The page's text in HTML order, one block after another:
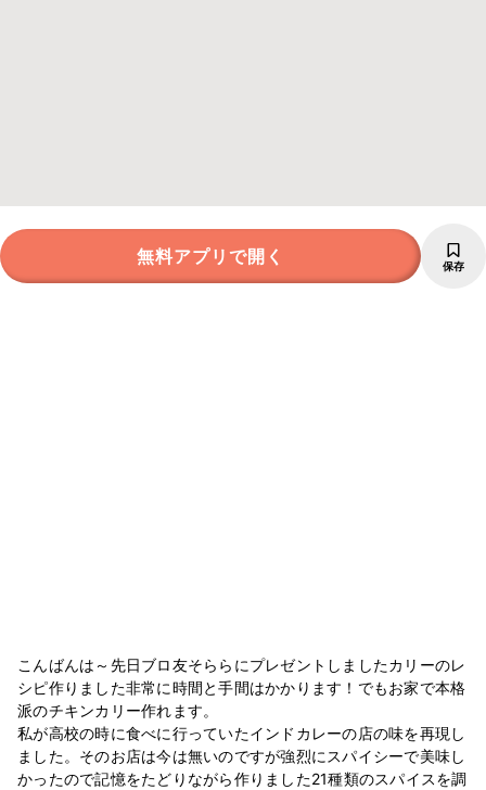
無料アプリで開く 保存
こんばんは～先日ブロ友そららにプレゼントしましたカリーのレ
シピ作りました非常に時間と手間はかかります！でもお家で本格
派のチキンカリー作れます。
私が高校の時に食べに行っていたインドカレーの店の味を再現し
ました。そのお店は今は無いのですが強烈にスパイシーで美味し
かったので記憶をたどりながら作りました21種類のスパイスを調